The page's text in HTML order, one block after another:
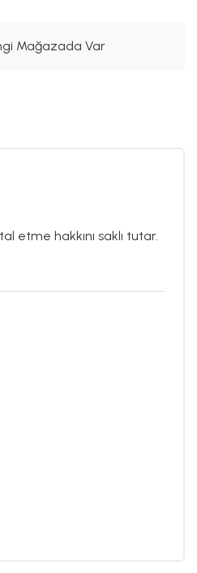
Mağazada Var
etme hakkını saklı tutar.